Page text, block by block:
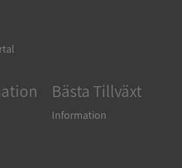
Bästa Tillväxt
Information
Corporation
en.syna.se